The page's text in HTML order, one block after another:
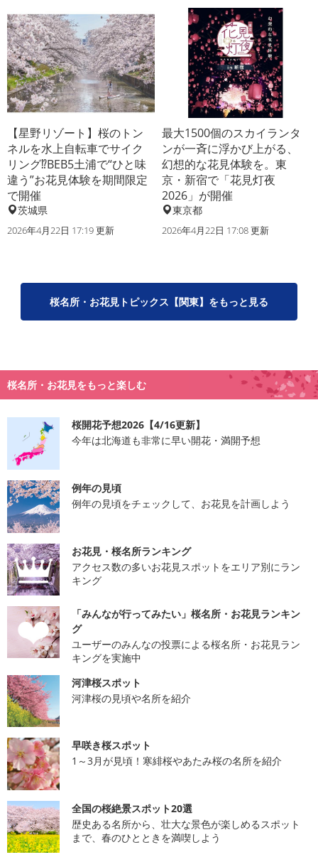
【星野リゾート】桜のトン
ネルを水上自転車でサイク
リング⁉BEB5土浦で“ひと味
違う”お花見体験を期間限定
で開催
茨城県
2026年4月22日 17:19 更新
最大1500個のスカイランタ
ンが一斉に浮かび上がる、
幻想的な花見体験を。東
京・新宿で「花見灯夜
2026」が開催
東京都
2026年4月22日 17:08 更新
桜名所・お花見トピックス【関東】をもっと見る
桜名所・お花見をもっと楽しむ
桜開花予想2026【4/16更新】
今年は北海道も非常に早い開花・満開予想
例年の見頃
例年の見頃をチェックして、お花見を計画しよう
お花見・桜名所ランキング
アクセス数の多いお花見スポットをエリア別にラン
キング
「みんなが行ってみたい」桜名所・お花見ランキン
グ
ユーザーのみんなの投票による桜名所・お花見ラン
キングを実施中
河津桜スポット
河津桜の見頃や名所を紹介
早咲き桜スポット
1～3月が見頃！寒緋桜やあたみ桜の名所を紹介
全国の桜絶景スポット20選
歴史ある名所から、壮大な景色が楽しめるスポット
まで、春のひとときを満喫しよう